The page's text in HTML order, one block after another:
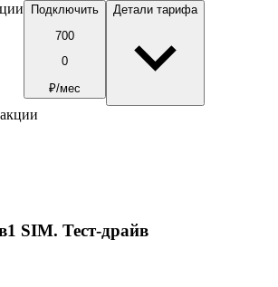
Подключить
700
0
₽/мес
Детали тарифа
SIM. Тест-драйв